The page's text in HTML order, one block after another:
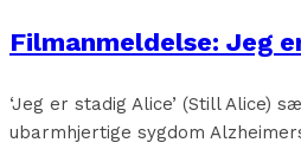
Filmanmeldelse: Jeg
‘Jeg er stadig Alice’ (Still Alice)
ubarmhjertige sygdom